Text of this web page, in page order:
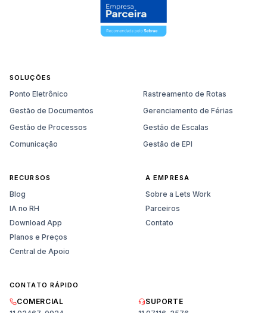
SOLUÇÕES
Ponto Eletrônico
Rastreamento de Rotas
Gestão de Documentos
Gerenciamento de Férias
Gestão de Processos
Gestão de Escalas
Comunicação
Gestão de EPI
RECURSOS
Blog
IA no RH
Download App
Planos e Preços
Central de Apoio
A EMPRESA
Sobre a Lets Work
Parceiros
Contato
CONTATO RÁPIDO
COMERCIAL
SUPORTE
Vendas
Planos, preços e demonstração